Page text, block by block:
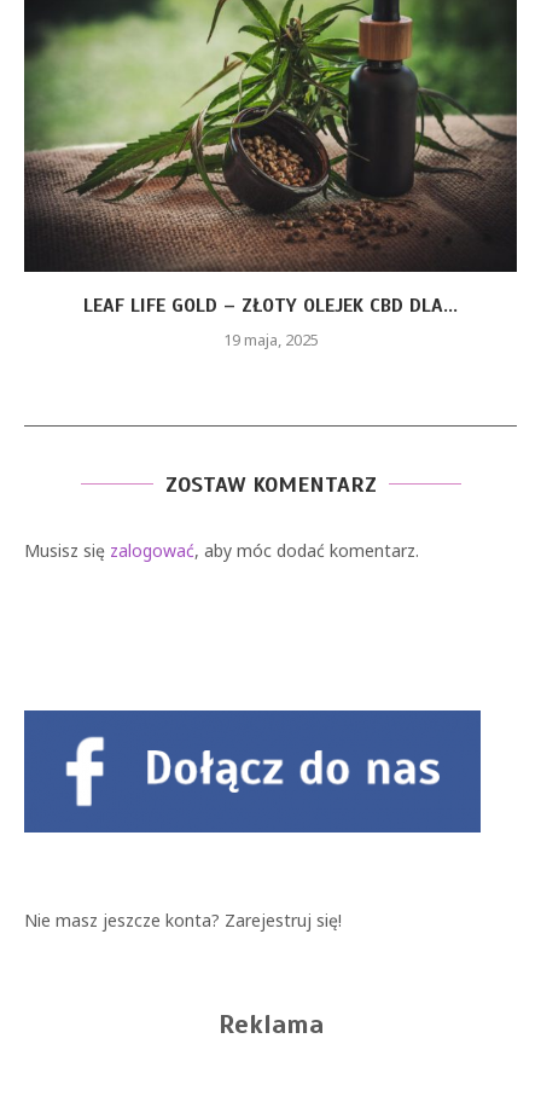
LEAF LIFE GOLD – ZŁOTY OLEJEK CBD DLA...
19 maja, 2025
ZOSTAW KOMENTARZ
Musisz się zalogować, aby móc dodać komentarz.
Nie masz jeszcze konta? Zarejestruj się!
Reklama